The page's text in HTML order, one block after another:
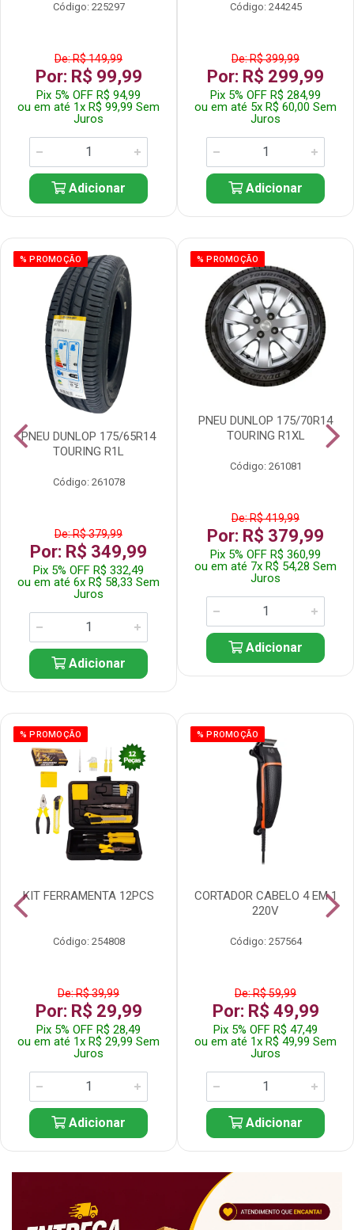
Código: 225297
De: R$ 149,99
Por: R$ 99,99
Pix 5% OFF R$ 94,99
ou em até 1x R$ 99,99 Sem
Juros
Adicionar
Código: 244245
De: R$ 399,99
Por: R$ 299,99
Pix 5% OFF R$ 284,99
ou em até 5x R$ 60,00 Sem
Juros
Adicionar
% PROMOÇÃO
PNEU DUNLOP 175/65R14
TOURING R1L
Código: 261078
De: R$ 379,99
Por: R$ 349,99
Pix 5% OFF R$ 332,49
ou em até 6x R$ 58,33 Sem
Juros
Adicionar
% PROMOÇÃO
PNEU DUNLOP 175/70R14
TOURING R1XL
Código: 261081
De: R$ 419,99
Por: R$ 379,99
Pix 5% OFF R$ 360,99
ou em até 7x R$ 54,28 Sem
Juros
Adicionar
% PROMOÇÃO
KIT FERRAMENTA 12PCS
Código: 254808
De: R$ 39,99
Por: R$ 29,99
Pix 5% OFF R$ 28,49
ou em até 1x R$ 29,99 Sem
Juros
Adicionar
% PROMOÇÃO
CORTADOR CABELO 4 EM 1
220V
Código: 257564
De: R$ 59,99
Por: R$ 49,99
Pix 5% OFF R$ 47,49
ou em até 1x R$ 49,99 Sem
Juros
Adicionar